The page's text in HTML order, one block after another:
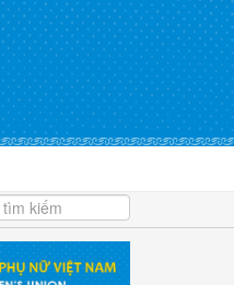
dương phụ nữ tiêu biểu trong